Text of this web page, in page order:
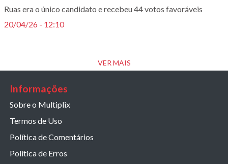
Ruas era o único candidato e recebeu 44 votos favoráveis
20/04/26 - 12:10
VER MAIS
Informações
Sobre o Multiplix
Termos de Uso
Política de Comentários
Política de Erros